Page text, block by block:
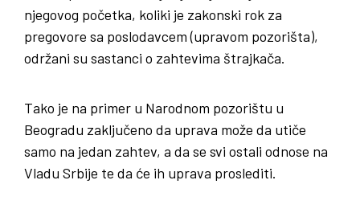
njegovog početka, koliki je zakonski rok za
pregovore sa poslodavcem (upravom pozorišta),
održani su sastanci o zahtevima štrajkača.
Tako je na primer u Narodnom pozorištu u
Beogradu zaključeno da uprava može da utiče
samo na jedan zahtev, a da se svi ostali odnose na
Vladu Srbije te da će ih uprava proslediti.